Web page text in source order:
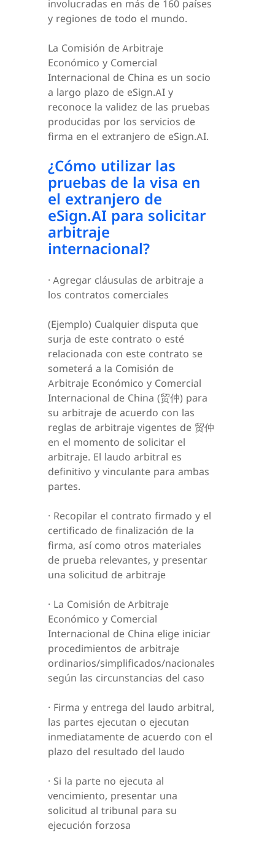
involucradas en más de 160 países
y regiones de todo el mundo.
La Comisión de Arbitraje
Económico y Comercial
Internacional de China es un socio
a largo plazo de eSign.AI y
reconoce la validez de las pruebas
producidas por los servicios de
firma en el extranjero de eSign.AI.
¿Cómo utilizar las
pruebas de la visa en
el extranjero de
eSign.AI para solicitar
arbitraje
internacional?
· Agregar cláusulas de arbitraje a
los contratos comerciales
(Ejemplo) Cualquier disputa que
surja de este contrato o esté
relacionada con este contrato se
someterá a la Comisión de
Arbitraje Económico y Comercial
Internacional de China (贸仲) para
su arbitraje de acuerdo con las
reglas de arbitraje vigentes de 贸仲
en el momento de solicitar el
arbitraje. El laudo arbitral es
definitivo y vinculante para ambas
partes.
· Recopilar el contrato firmado y el
certificado de finalización de la
firma, así como otros materiales
de prueba relevantes, y presentar
una solicitud de arbitraje
· La Comisión de Arbitraje
Económico y Comercial
Internacional de China elige iniciar
procedimientos de arbitraje
ordinarios/simplificados/nacionales
según las circunstancias del caso
· Firma y entrega del laudo arbitral,
las partes ejecutan o ejecutan
inmediatamente de acuerdo con el
plazo del resultado del laudo
· Si la parte no ejecuta al
vencimiento, presentar una
solicitud al tribunal para su
ejecución forzosa